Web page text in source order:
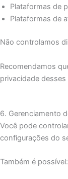
Plataformas de
Plataformas de
Não controlamos
Recomendamos
privacidade
6. Gerenciamento
Você pode
configurações do
Também é possível: